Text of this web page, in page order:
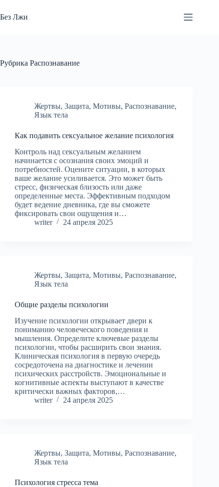
к
сути
Без Лжи
Рубрика Распознавание
Жертвы, Защита, Мотивы, Распознавание,
Язык тела
Как подавить сексуальное желание психология
Контроль над сексуальным желанием
начинается с осознания своих эмоций и
потребностей. Оцените ситуации, в которых
ваше желание усиливается. Это может быть
стресс, физическая близость или даже
определенные места. Эффективным подходом
будет ведение дневника, где вы сможете
фиксировать свои ощущения и…
writer
24 апреля 2025
Жертвы, Защита, Мотивы, Распознавание,
Язык тела
Общие разделы психологии
Изучение психологии открывает двери к
пониманию человеческого поведения и
мышления. Определите ключевые разделы
психологии, чтобы расширить свои знания.
Клиническая психология в первую очередь
сосредоточена на диагностике и лечении
психических расстройств. Эмоциональные и
когнитивные аспекты выступают в качестве
критически важных факторов,…
writer
24 апреля 2025
Жертвы, Защита, Мотивы, Распознавание,
Язык тела
Психология стресса тема